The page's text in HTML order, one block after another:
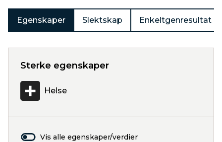
Egenskaper Slektskap Enkeltgenresultat
Sterke egenskaper
Helse
Vis alle egenskaper/verdier